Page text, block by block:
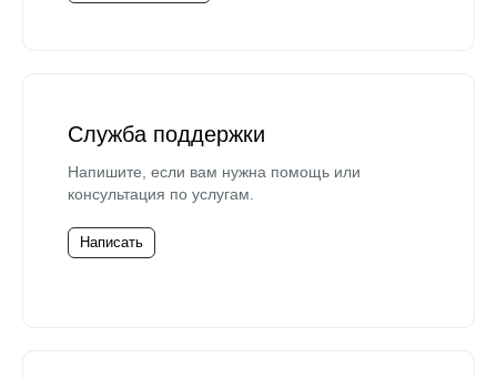
Служба поддержки
Напишите, если вам нужна помощь или
консультация по услугам.
Написать